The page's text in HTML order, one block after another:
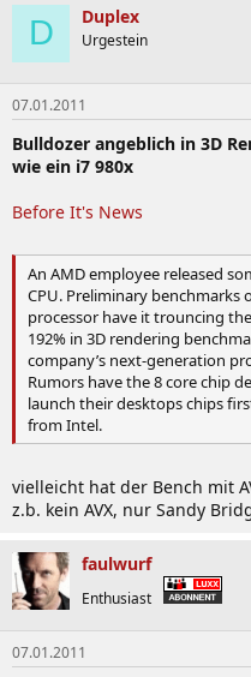
D Duplex
Urgestein
07.01.2011
Bulldozer angeblich in 3D
wie ein i7 980x
Before It's News
An AMD employee released
CPU. Preliminary benchmarks
processor have it trouncing
192% in 3D rendering
company’s next-generation
Rumors have the 8 core chip
launch their desktops chips
from Intel.
vielleicht hat der Bench mit
z.b. kein AVX, nur Sandy
faulwurf
Enthusiast
07.01.2011